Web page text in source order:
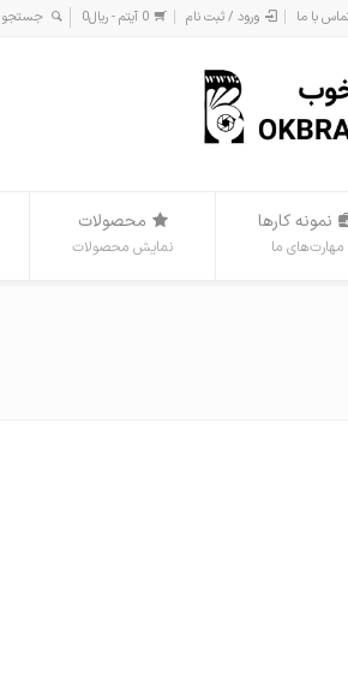
با ما ورود / ثبت نام 0 آیتم - ریال0
نمونه کارها
مهارت‌های ما
محصولات
نمایش محصولات